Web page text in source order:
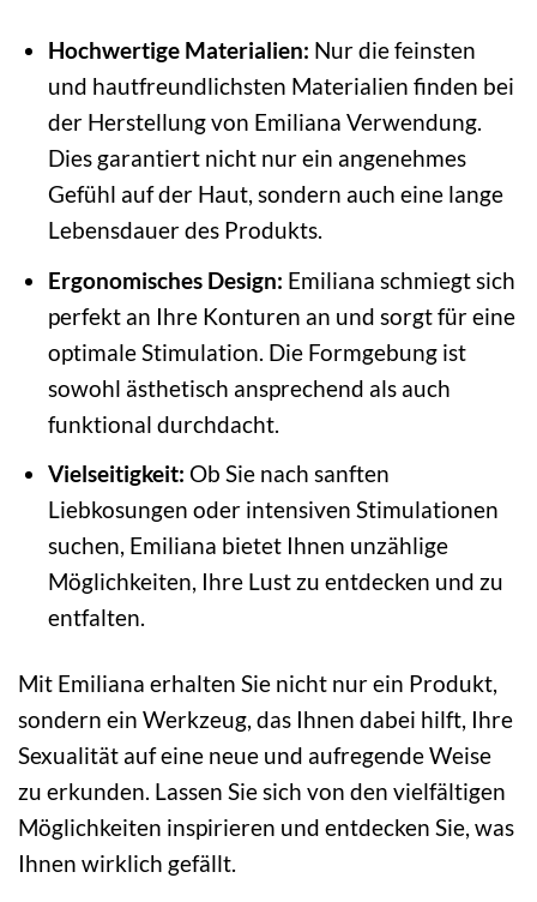
Hochwertige Materialien: Nur die feinsten
und hautfreundlichsten Materialien finden bei
der Herstellung von Emiliana Verwendung.
Dies garantiert nicht nur ein angenehmes
Gefühl auf der Haut, sondern auch eine lange
Lebensdauer des Produkts.
Ergonomisches Design: Emiliana schmiegt sich
perfekt an Ihre Konturen an und sorgt für eine
optimale Stimulation. Die Formgebung ist
sowohl ästhetisch ansprechend als auch
funktional durchdacht.
Vielseitigkeit: Ob Sie nach sanften
Liebkosungen oder intensiven Stimulationen
suchen, Emiliana bietet Ihnen unzählige
Möglichkeiten, Ihre Lust zu entdecken und zu
entfalten.
Mit Emiliana erhalten Sie nicht nur ein Produkt,
sondern ein Werkzeug, das Ihnen dabei hilft, Ihre
Sexualität auf eine neue und aufregende Weise
zu erkunden. Lassen Sie sich von den vielfältigen
Möglichkeiten inspirieren und entdecken Sie, was
Ihnen wirklich gefällt.